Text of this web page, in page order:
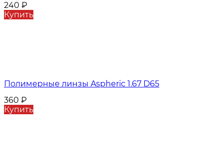
240 ₽
Купить
Полимерные линзы Aspheric 1.67 D65
360 ₽
Купить